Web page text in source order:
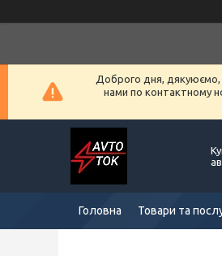
Доброго дня, дякуюємо,
нами по контактному
Головна Товари та